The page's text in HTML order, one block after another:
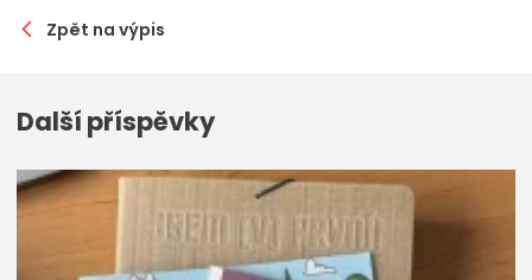
Zpět na výpis
Další příspěvky